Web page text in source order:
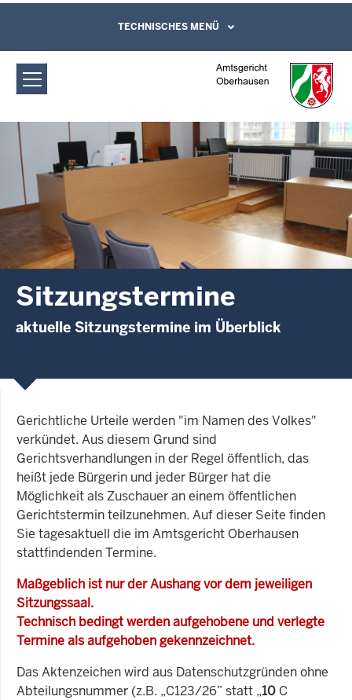
Amtsgericht Oberhausen:
Sitzungstermine
Direkt zum Inhalt
Leichte Sprache, Gebärdensprachenvideo
und Kontaktformular
TECHNISCHES MENÜ
Sitzungstermine
aktuelle Sitzungstermine im Überblick
Gerichtliche Urteile werden "im Namen des Volkes"
verkündet. Aus diesem Grund sind
Gerichtsverhandlungen in der Regel öffentlich, das
heißt jede Bürgerin und jeder Bürger hat die
Möglichkeit als Zuschauer an einem öffentlichen
Gerichtstermin teilzunehmen. Auf dieser Seite finden
Sie tagesaktuell die im Amtsgericht Oberhausen
stattfindenden Termine.
Maßgeblich ist nur der Aushang vor dem jeweiligen
Sitzungssaal.
Technisch bedingt werden aufgehobene und verlegte
Termine als aufgehoben gekennzeichnet.
Das Aktenzeichen wird aus Datenschutzgründen ohne
Abteilungsnummer (z.B. „C123/26” statt „10 C